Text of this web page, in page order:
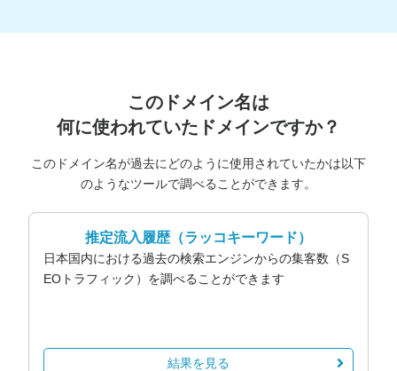
このドメイン名は
何に使われていたドメインですか？
このドメイン名が過去にどのように使用されていたかは以下
のようなツールで調べることができます。
推定流入履歴（ラッコキーワード）
日本国内における過去の検索エンジンからの集客数（S
EOトラフィック）を調べることができます
結果を見る